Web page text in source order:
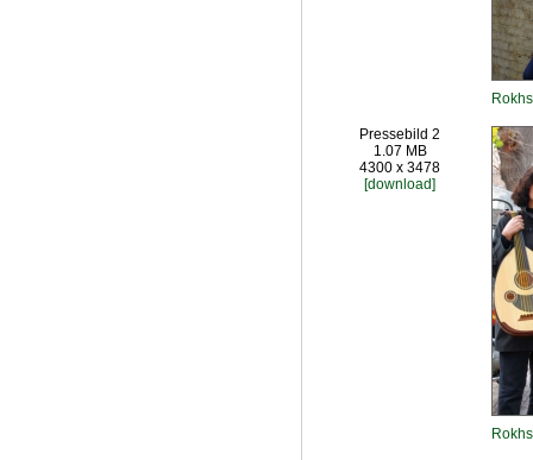
Pressebild 2
1.07 MB
4300 x 3478
[download]